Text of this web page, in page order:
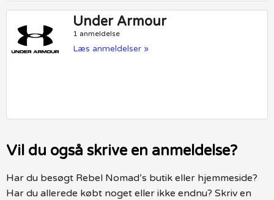
Under Armour
1 anmeldelse
Læs anmeldelser »
Vil du også skrive en anmeldelse?
Har du besøgt Rebel Nomad’s butik eller hjemmeside?
Har du allerede købt noget eller ikke endnu? Skriv en